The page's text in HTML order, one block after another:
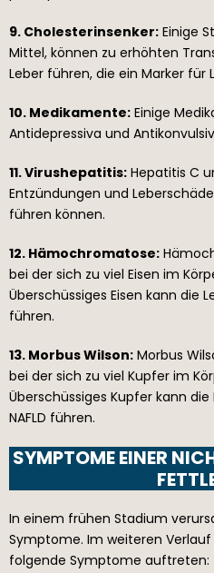
9. Cholesterinsenker: Einige
Mittel, können zu erhöhten
Leber führen, die ein Marker für
10. Medikamente: Einige
Antidepressiva und
11. Virushepatitis: Hepatitis C
Entzündungen und
führen können.
12. Hämochromatose:
bei der sich zu viel Eisen im
Überschüssiges Eisen kann die
führen.
13. Morbus Wilson: Morbus
bei der sich zu viel Kupfer im
Überschüssiges Kupfer kann
NAFLD führen.
SYMPTOME EINER
In einem frühen Stadium
Symptome. Im weiteren Verlauf
folgende Symptome auftreten: